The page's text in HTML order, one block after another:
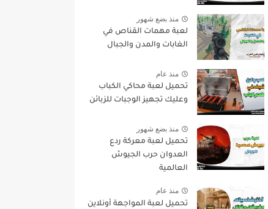
منذ بضع شهور
لعبة مهمات القناص في
الغابات والمدن والجبال
منذ عام
تحميل لعبة محاكي الكباب
وعليك تجهيز الوجبات للزبائن
منذ بضع شهور
تحميل لعبة معركة ردع
العدوان حرب الجيوش
العالمية
منذ عام
تحميل لعبة المواجهة أونلاين